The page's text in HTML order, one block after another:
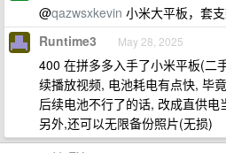
@qazwsxkevin 小米大平板，套
Runtime3 May 28, 2025
400 在拼多多入手了小米平板(二
续播放视频, 电池耗电有点快, 毕
后续电池不行了的话, 改成直供电
另外,还可以无限备份照片(无损)